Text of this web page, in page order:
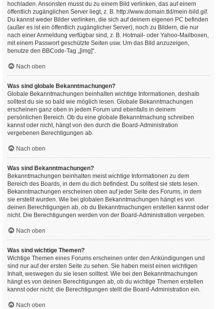
hochladen. Ansonsten musst du zu einem Bild verlinken, das auf einem
öffentlich zugänglichen Server liegt, z. B. http://www.domain.tld/mein-bild.gif.
Du kannst weder Bilder verlinken, die sich auf deinem eigenen PC befinden
(außer es ist ein öffentlich zugänglicher Server), noch zu Bildern, die nur
nach einer Anmeldung verfügbar sind, z. B. Hotmail- oder Yahoo-Mailboxen,
mit einem Passwort geschützte Seiten usw. Um das Bild anzuzeigen,
benutze den BBCode-Tag „[img]“.
Nach oben
Was sind globale Bekanntmachungen?
Globale Bekanntmachungen beinhalten wichtige Informationen, deshalb
solltest du sie so bald wie möglich lesen. Globale Bekanntmachungen
erscheinen ganz oben in jedem Forum und ebenfalls in deinem
persönlichen Bereich. Ob du eine globale Bekanntmachung schreiben
kannst oder nicht, hängt von den durch die Board-Administration
vergebenen Berechtigungen ab.
Nach oben
Was sind Bekanntmachungen?
Bekanntmachungen beinhalten meist wichtige Informationen zu dem
Bereich des Boards, in dem du dich befindest. Du solltest sie stets lesen.
Bekanntmachungen erscheinen oben auf jeder Seite des Forums, in dem
sie erstellt wurden. Wie bei globalen Bekanntmachungen hängt es von
deinen Berechtigungen ab, ob du Bekanntmachungen erstellen kannst oder
nicht. Die Berechtigungen werden von der Board-Administration vergeben.
Nach oben
Was sind wichtige Themen?
Wichtige Themen eines Forums erscheinen unter den Ankündigungen und
sind nur auf der ersten Seite zu sehen. Sie haben meist einen wichtigen
Inhalt, weswegen du sie lesen solltest. Wie bei den Bekanntmachungen
hängt es von deinen Berechtigungen ab, ob du wichtige Themen erstellen
kannst oder nicht; die Berechtigungen stellt die Board-Administration ein.
Nach oben